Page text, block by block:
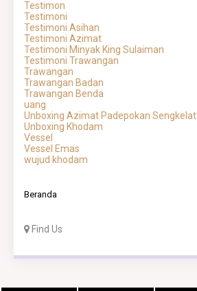
Testimon
Testimoni
Testimoni Asihan
Testimoni Azimat
Testimoni Minyak King Sulaiman
Testimoni Trawangan
Trawangan
Trawangan Badan
Trawangan Benda
uang
Unboxing Azimat Padepokan Sengkelat
Unboxing Khodam
Vessel
Vessel Emas
wujud khodam
Beranda
Find Us